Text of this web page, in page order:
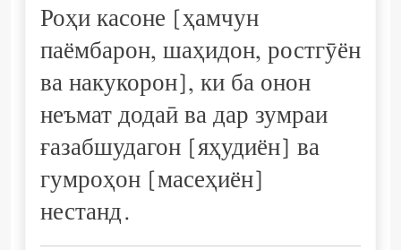
Роҳи касоне [ҳамчун
паёмбарон, шаҳидон, ростгӯён
ва накукорон], ки ба онон
неъмат додаӣ ва дар зумраи
ғазабшудагон [яҳудиён] ва
гумроҳон [масеҳиён]
нестанд.